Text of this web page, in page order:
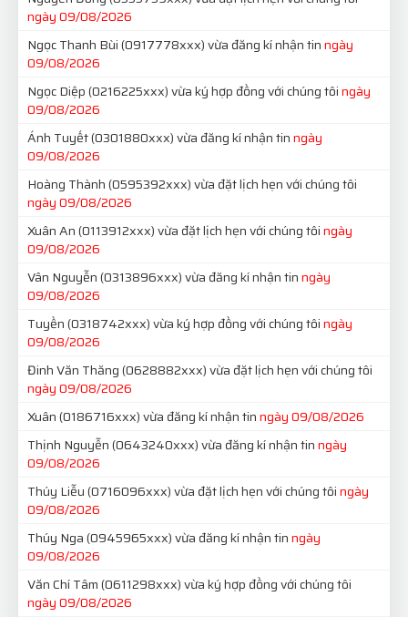
ngày 09/08/2026
Ngọc Thanh Bùi(0917778xxx)vừa đăng kí nhận tinngày
09/08/2026
Ngọc Diệp(0216225xxx)vừa ký hợp đồng với chúng tôingày
09/08/2026
Ánh Tuyết(0301880xxx)vừa đăng kí nhận tinngày
09/08/2026
Hoàng Thành(0595392xxx)vừa đặt lịch hẹn với chúng tôi
ngày 09/08/2026
Xuân An(0113912xxx)vừa đặt lịch hẹn với chúng tôingày
09/08/2026
Vân Nguyễn(0313896xxx)vừa đăng kí nhận tinngày
09/08/2026
Tuyền(0318742xxx)vừa ký hợp đồng với chúng tôingày
09/08/2026
Đinh Văn Thăng(0628882xxx)vừa đặt lịch hẹn với chúng tôi
ngày 09/08/2026
Xuân(0186716xxx)vừa đăng kí nhận tinngày 09/08/2026
Thịnh Nguyễn(0643240xxx)vừa đăng kí nhận tinngày
09/08/2026
Thúy Liễu(0716096xxx)vừa đặt lịch hẹn với chúng tôingày
09/08/2026
Thúy Nga(0945965xxx)vừa đăng kí nhận tinngày
09/08/2026
Văn Chí Tâm(0611298xxx)vừa ký hợp đồng với chúng tôi
ngày 09/08/2026